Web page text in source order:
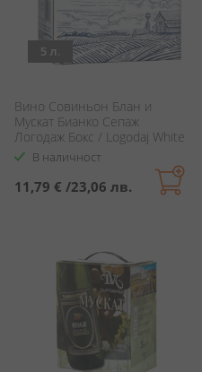
5 л.
Вино Совиньон Блан и
Мускат Бианко Сепаж
Логодаж Бокс / Logodaj White
Wine Cepage Sauvignon Blanc
& Muscato Bianco
В наличност
11,79 € /23,06 лв.